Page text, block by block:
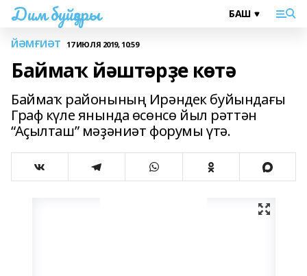
Дим буйҙары
ЙӘМҒИӘТ 17 ИЮЛЯ 2019, 10:59
Баймаҡ йәштәрҙе көтә
Баймаҡ районының Ирәндек буйындағы
Граф күле янында өсөнсө йыл рәттән
“Аҫылташ” мәҙәниәт форумы үтә.